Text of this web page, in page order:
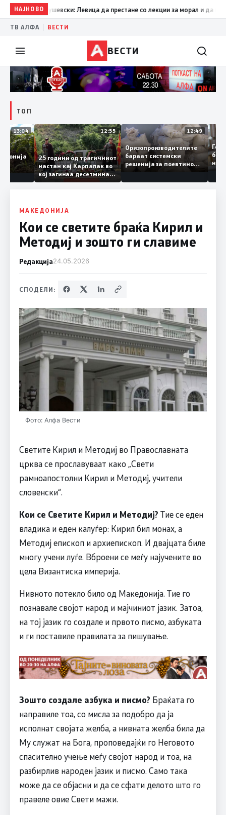
НАЈНОВО
Петрушевски: Левица да престане со лекции за морал и да каже што
ТВ АЛФА ВЕСТИ
ВЕСТИ
ТОП
13:04
Македонија
12:55
25 години од трагичниот
настан кај Карпалак во
кој загинаа десетмина
македонски бранители
12:49
Оризопроизводителите
бараат системски
решенија за поевтино
производство
МАКЕДОНИЈА
Кои се светите браќа Кирил и
Методиј и зошто ги славиме
Редакција24.05.2026
СПОДЕЛИ:
Фото: Алфа Вести
Светите Кирил и Методиј во Православната
црква се прославуваат како „Свети
рамноапостолни Кирил и Методиј, учители
словенски“.
Кои се Светите Кирил и Методиј? Тие се еден
владика и еден калуѓер: Кирил бил монах, а
Методиј епископ и архиепископ. И двајцата биле
многу учени луѓе. Вброени се меѓу најучените во
цела Византиска империја.
Нивното потекло било од Македонија. Тие го
познавале својот народ и мајчиниот јазик. Затоа,
на тој јазик го создале и првото писмо, азбуката
и ги поставиле правилата за пишување.
Зошто создале азбука и писмо? Браќата го
направиле тоа, со мисла за подобро да ја
исполнат својата желба, а нивната желба била да
Му служат на Бога, проповедајќи го Неговото
спасително учење меѓу својот народ и тоа, на
разбирлив народен јазик и писмо. Само така
може да се објасни и да се сфати делото што го
правеле овие Свети мажи.